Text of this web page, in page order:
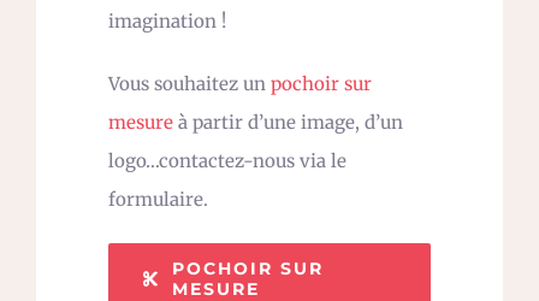
imagination !
Vous souhaitez un pochoir sur
mesure à partir d’une image, d’un
logo…contactez-nous via le
formulaire.
POCHOIR SUR
MESURE